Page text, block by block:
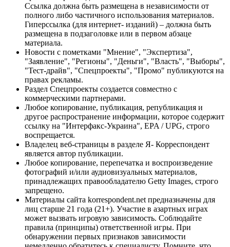
Ссылка должна быть размещена в независимости от
полного либо частичного использования материалов.
Гиперссылка (для интернет- изданий) – должна быть
размещена в подзаголовке или в первом абзаце
материала.
Новости с пометками "Мнение", "Экспертиза",
"Заявление", "Регионы", "Деньги", "Власть", "Выборы",
"Тест-драйв", "Спецпроекты", "Промо" публикуются на
правах рекламы.
Раздел Спецпроекты создается совместно с
коммерческими партнерами.
Любое копирование, публикация, републикация и
другое распространение информации, которое содержит
ссылку на "Интерфакс-Украина", EPA / UPG, строго
воспрещается.
Владелец веб-страницы в разделе Я- Корреспондент
является автор публикации.
Любое копирование, перепечатка и воспроизведение
фотографий и/или аудиовизуальных материалов,
принадлежащих правообладателю Getty Images, строго
запрещено.
Материалы сайта korrespondent.net предназначены для
лиц старше 21 года (21+). Участие в азартных играх
может вызвать игровую зависимость. Соблюдайте
правила (принципы) ответственной игры. При
обнаружении первых признаков зависимости